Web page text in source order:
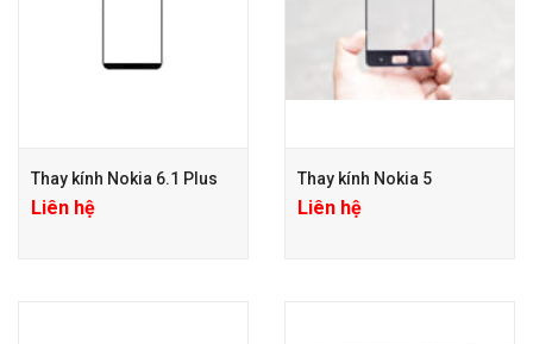
Thay kính Nokia 6.1 Plus
Liên hệ
Thay kính Nokia 5
Liên hệ